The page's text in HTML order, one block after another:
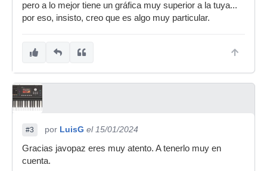
pero a lo mejor tiene un gráfica muy superior a la tuya...
por eso, insisto, creo que es algo muy particular.
#3 por LuisG el 15/01/2024
Gracias javopaz eres muy atento. A tenerlo muy en
cuenta.